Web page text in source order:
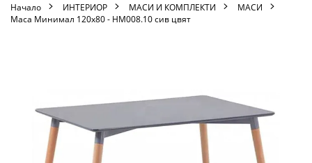
Начало ИНТЕРИОР МАСИ И КОМПЛЕКТИ
МАСИ
Маса Минимал 120х80 - HM008.10 сив цвят
изображенията